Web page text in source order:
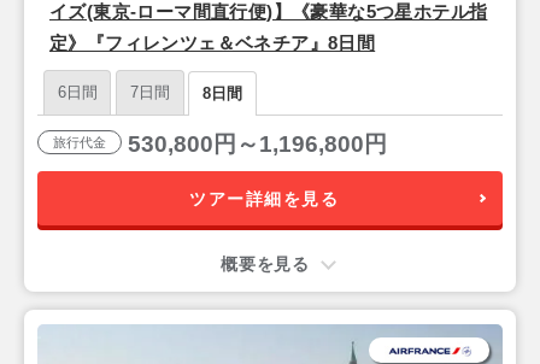
イズ(東京-ローマ間直行便)】《豪華な5つ星ホテル指
定》『フィレンツェ＆ベネチア』8日間
6日間 7日間 8日間
旅行代金 530,800円～1,196,800円
ツアー詳細を見る
概要を見る